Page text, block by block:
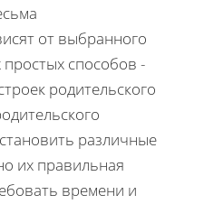
от выбранного
способов -
родительского
различные
их правильная
времени и